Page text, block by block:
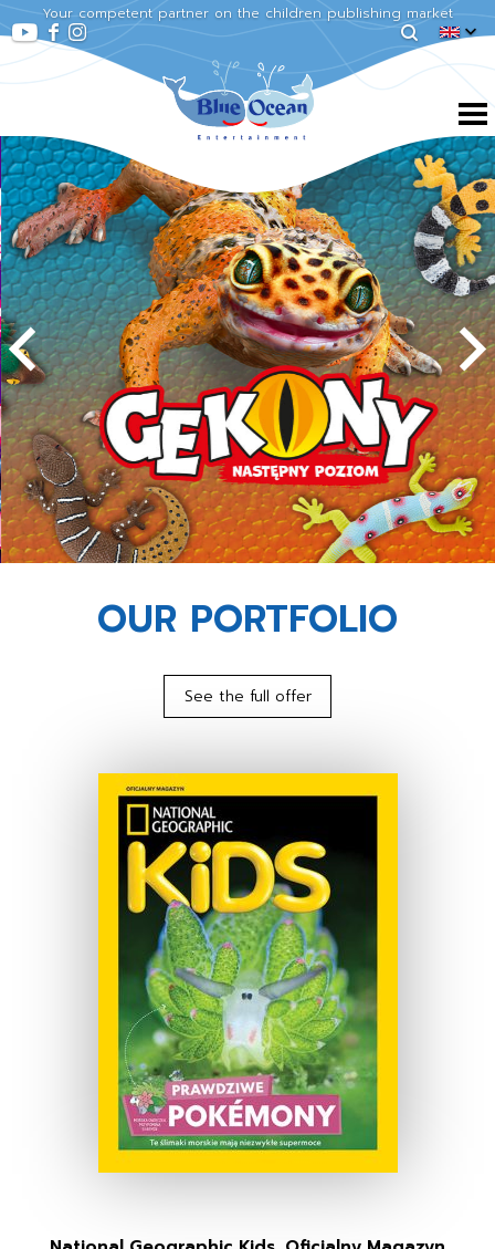
Your competent partner on the children publishing market
OUR PORTFOLIO
See the full offer